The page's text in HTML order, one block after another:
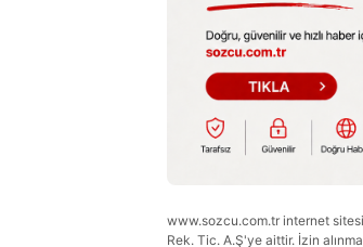
www.sozcu.com.tr internet
Rek. Tic. A.Ş'ye aittir. İzin